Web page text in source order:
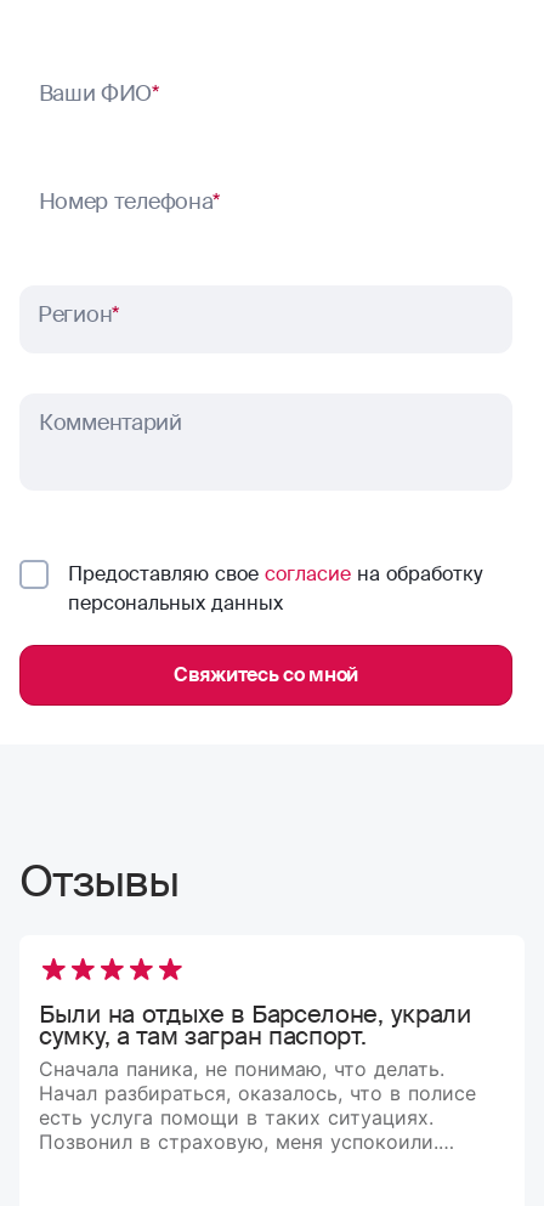
Ваши ФИО*
Номер телефона*
Регион*
Комментарий
Предоставляю свое согласие на обработку
персональных данных
Свяжитесь со мной
Отзывы
Были на отдыхе в Барселоне, украли
сумку, а там загран паспорт.
Сначала паника, не понимаю, что делать.
Начал разбираться, оказалось, что в полисе
есть услуга помощи в таких ситуациях.
Позвонил в страховую, меня успокоили.